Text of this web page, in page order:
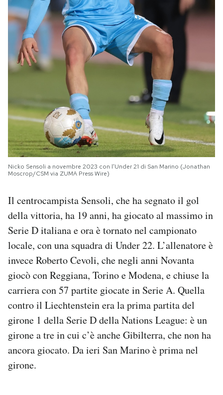
Nicko Sensoli a novembre 2023 con l’Under 21 di San Marino (Jonathan
Moscrop/CSM via ZUMA Press Wire)
Il centrocampista Sensoli, che ha segnato il gol
della vittoria, ha 19 anni, ha giocato al massimo in
Serie D italiana e ora è tornato nel campionato
locale, con una squadra di Under 22. L’allenatore è
invece Roberto Cevoli, che negli anni Novanta
giocò con Reggiana, Torino e Modena, e chiuse la
carriera con 57 partite giocate in Serie A. Quella
contro il Liechtenstein era la prima partita del
girone 1 della Serie D della Nations League: è un
girone a tre in cui c’è anche Gibilterra, che non ha
ancora giocato. Da ieri San Marino è prima nel
girone.